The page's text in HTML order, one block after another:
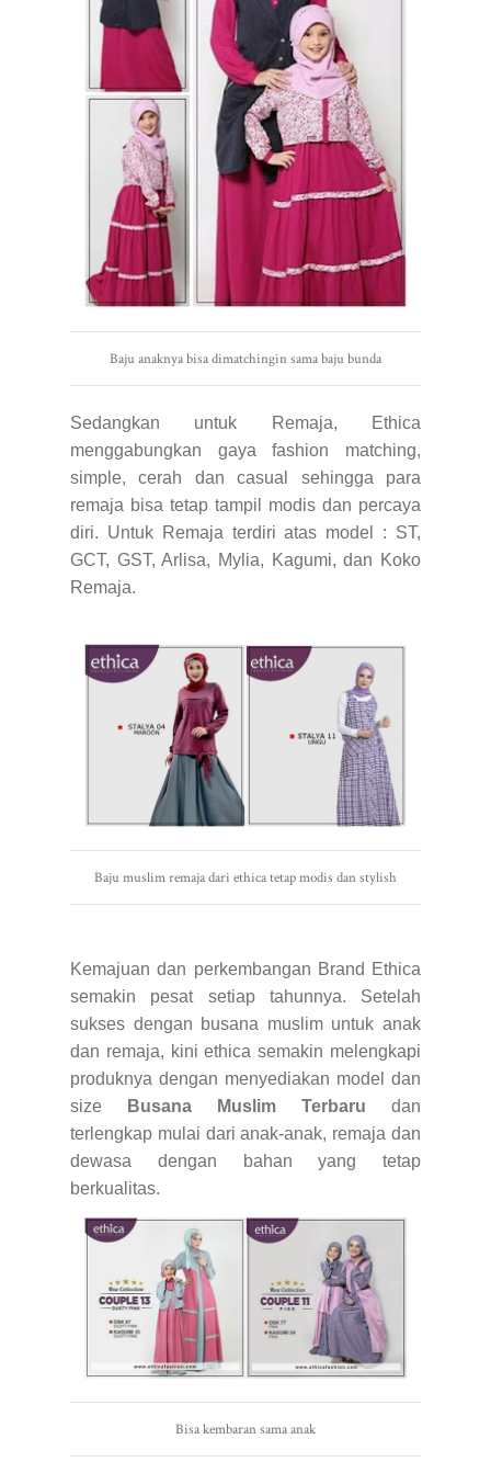
Baju anaknya bisa dimatchingin sama baju bunda
Sedangkan untuk Remaja, Ethica
menggabungkan gaya fashion matching,
simple, cerah dan casual sehingga para
remaja bisa tetap tampil modis dan percaya
diri. Untuk Remaja terdiri atas model : ST,
GCT, GST, Arlisa, Mylia, Kagumi, dan Koko
Remaja.
Baju muslim remaja dari ethica tetap modis dan stylish
Kemajuan dan perkembangan Brand Ethica
semakin pesat setiap tahunnya. Setelah
sukses dengan busana muslim untuk anak
dan remaja, kini ethica semakin melengkapi
produknya dengan menyediakan model dan
size
Busana Muslim Terbaru dan
terlengkap mulai dari anak-anak, remaja dan
dewasa dengan bahan yang tetap
berkualitas.
Bisa kembaran sama anak